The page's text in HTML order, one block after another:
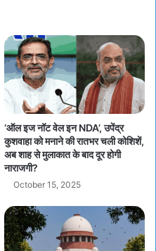
‘ऑल इज नॉट वेल इन NDA’, उपेंद्र
कुशवाहा को मनाने की रातभर चली कोशिशें,
अब शाह से मुलाकात के बाद दूर होगी
नाराजगी?
October 15, 2025